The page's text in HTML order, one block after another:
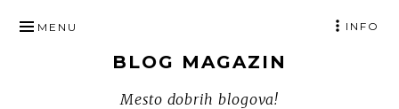
TO
BLOG MAGAZIN
Mesto dobrih blogova!
MENU INFO